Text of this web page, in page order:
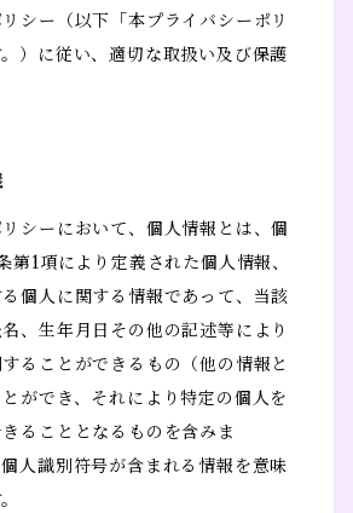
シー（以下「本プライバシーポリ
）に従い、適切な取扱い及び保護
シーにおいて、個人情報とは、個
第1項により定義された個人情報、
個人に関する情報であって、当該
、生年月日その他の記述等により
ることができるもの（他の情報と
ができ、それにより特定の個人を
ることとなるものを含みま
人識別符号が含まれる情報を意味